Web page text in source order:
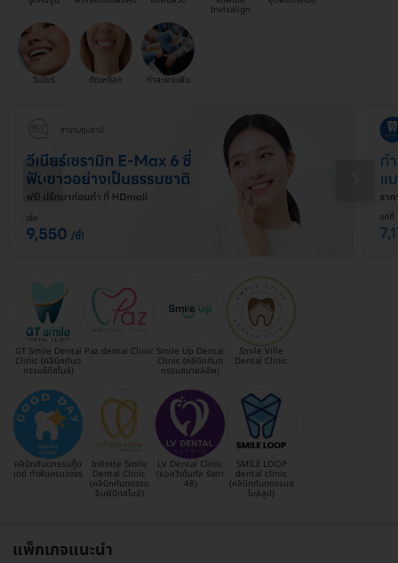
Invisalign
วีเนียร์ ตัดเหงือก ทำสะพานฟัน
GT Smile Dental
Clinic (คลินิกทันต
กรรมจีทีสไมล์)
Paz dental Clinic Smile Up Dental
Clinic (คลินิกทันต
กรรมสมายล์อัพ)
Smile Ville
Dental Clinic
คลินิกทันตกรรมกู๊ด
เดย์ ทำฟันครบวงจร
Infinite Smile
Dental Clinic
(คลินิกทันตกรรม
อินฟินิทสไมล์)
LV Dental Clinic
(แอลวีเด็นทัล รัชดา
48)
SMILE LOOP
dental clinic
(คลินิกทันตกรรมส
ไมล์ลูป)
แพ็กเกจแนะนำ